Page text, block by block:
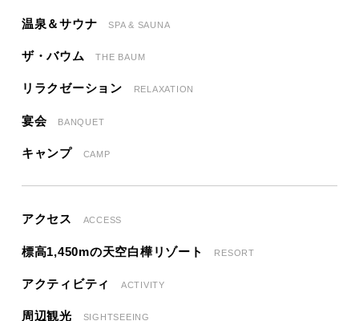
温泉＆サウナ SPA & SAUNA
ザ・バウム THE BAUM
リラクゼーション RELAXATION
宴会 BANQUET
キャンプ CAMP
アクセス ACCESS
標高1,450mの天空白樺リゾート RESORT
アクティビティ ACTIVITY
周辺観光 SIGHTSEEING